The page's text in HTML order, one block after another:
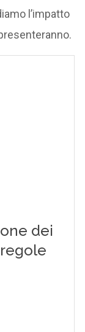
l’impatto